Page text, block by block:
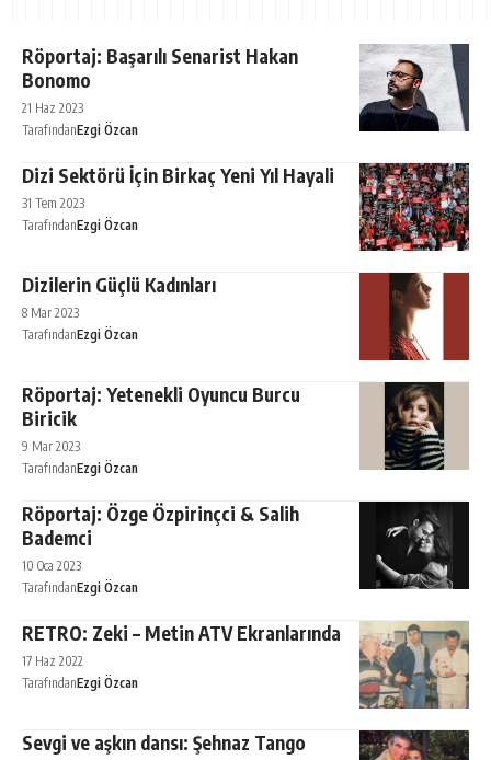
Röportaj: Başarılı Senarist Hakan
Bonomo
21 Haz 2023
TarafındanEzgi Özcan
Dizi Sektörü İçin Birkaç Yeni Yıl Hayali
31 Tem 2023
TarafındanEzgi Özcan
Dizilerin Güçlü Kadınları
8 Mar 2023
TarafındanEzgi Özcan
Röportaj: Yetenekli Oyuncu Burcu
Biricik
9 Mar 2023
TarafındanEzgi Özcan
Röportaj: Özge Özpirinçci & Salih
Bademci
10 Oca 2023
TarafındanEzgi Özcan
RETRO: Zeki – Metin ATV Ekranlarında
17 Haz 2022
TarafındanEzgi Özcan
Sevgi ve aşkın dansı: Şehnaz Tango